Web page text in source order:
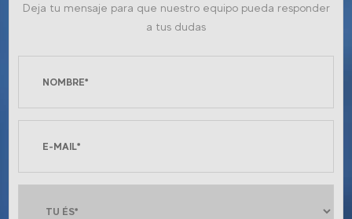
Deja tu mensaje para que nuestro equipo pueda responder
a tus dudas